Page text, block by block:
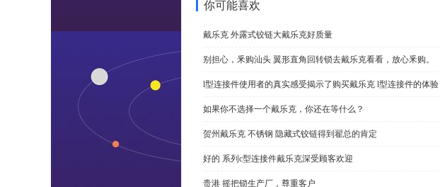
你可能喜欢
戴乐克 外露式铰链大戴乐克好质量
别担心，釆购汕头 翼形直角回转锁去戴乐克看看，放心釆购。
l型连接件使用者的真实感受揭示了购买戴乐克 l型连接件的体验
如果你不选择一个戴乐克，你还在等什么？
贺州戴乐克 不锈钢 隐藏式铰链得到翟总的肯定
好的 系列c型连接件戴乐克深受顾客欢迎
贵港 摇把锁生产厂，尊重客户